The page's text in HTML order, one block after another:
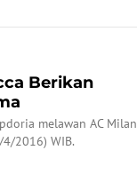
Berikan
melawan AC Milan
2016) WIB.